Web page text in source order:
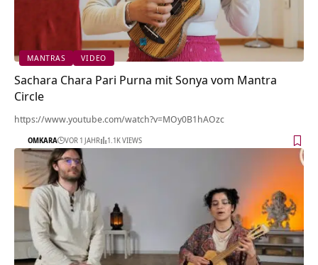
MANTRAS VIDEO
Sachara Chara Pari Purna mit Sonya vom Mantra
Circle
https://www.youtube.com/watch?v=MOy0B1hAOzc
OMKARA VOR 1 JAHR 1.1K VIEWS